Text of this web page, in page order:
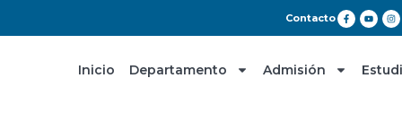
Contacto
Inicio Departamento Admisión